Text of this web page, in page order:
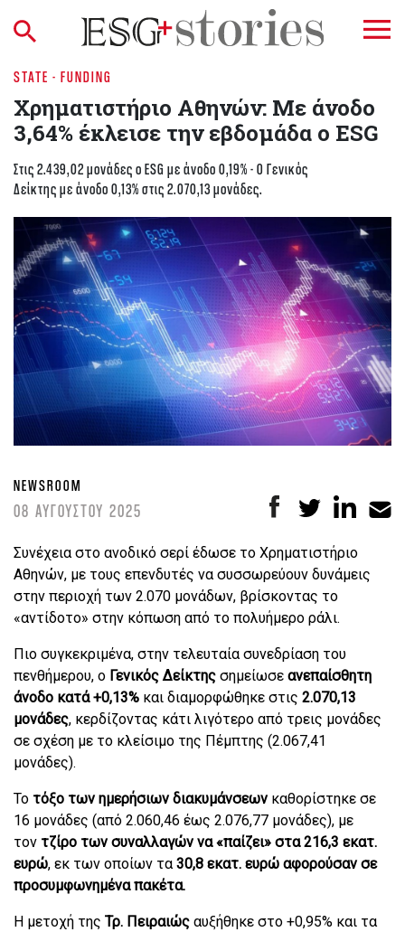
STATE - FUNDING
Χρηματιστήριο Aθηνών: Με άνοδο
3,64% έκλεισε την εβδομάδα ο ESG
Στις 2.439,02 μονάδες ο ESG με άνοδο 0,19% - Ο Γενικός
Δείκτης με άνοδο 0,13% στις 2.070,13 μονάδες.
NEWSROOM
08 ΑΥΓΟΥΣΤΟΥ 2025
Συνέχεια στο ανοδικό σερί έδωσε το Χρηματιστήριο
Αθηνών, με τους επενδυτές να συσσωρεύουν δυνάμεις
στην περιοχή των 2.070 μονάδων, βρίσκοντας το
«αντίδοτο» στην κόπωση από το πολυήμερο ράλι.
Πιο συγκεκριμένα, στην τελευταία συνεδρίαση του
πενθήμερου, ο Γενικός Δείκτης σημείωσε ανεπαίσθητη
άνοδο κατά +0,13% και διαμορφώθηκε στις 2.070,13
μονάδες, κερδίζοντας κάτι λιγότερο από τρεις μονάδες
σε σχέση με το κλείσιμο της Πέμπτης (2.067,41
μονάδες).
Το τόξο των ημερήσιων διακυμάνσεων καθορίστηκε σε
16 μονάδες (από 2.060,46 έως 2.076,77 μονάδες), με
τον τζίρο των συναλλαγών να «παίζει» στα 216,3 εκατ.
ευρώ, εκ των οποίων τα30,8 εκατ. ευρώ αφορούσαν σε
προσυμφωνημένα πακέτα.
Η μετοχή της Τρ. Πειραιώς αυξήθηκε στο +0,95% και τα